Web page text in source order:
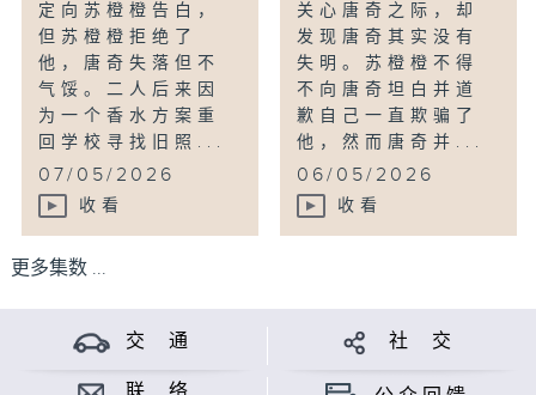
定向苏橙橙告白，
但苏橙橙拒绝了
他，唐奇失落但不
气馁。二人后来因
为一个香水方案重
回学校寻找旧照...
07/05/2026
收看
关心唐奇之际，却
发现唐奇其实没有
失明。苏橙橙不得
不向唐奇坦白并道
歉自己一直欺骗了
他，然而唐奇并...
06/05/2026
收看
更多集数 ...
交 通 社 交